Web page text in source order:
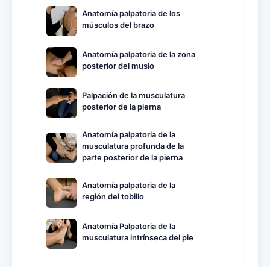
Anatomía palpatoria de los
músculos del brazo
Anatomía palpatoria de la zona
posterior del muslo
Palpación de la musculatura
posterior de la pierna
Anatomía palpatoria de la
musculatura profunda de la
parte posterior de la pierna
Anatomía palpatoria de la
región del tobillo
Anatomía Palpatoria de la
musculatura intrínseca del pie